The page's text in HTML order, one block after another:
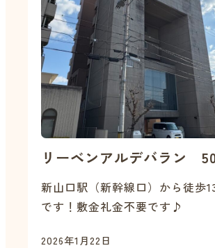
リーベンアルデバラン
新山口駅（新幹線口）から徒歩
です！敷金礼金不要です♪
2026年1月22日